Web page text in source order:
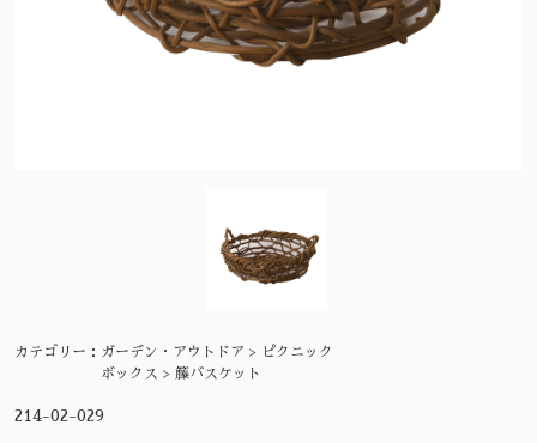
カテゴリー： ガーデン・アウトドア > ピクニック
ボックス > 籐バスケット
214-02-029